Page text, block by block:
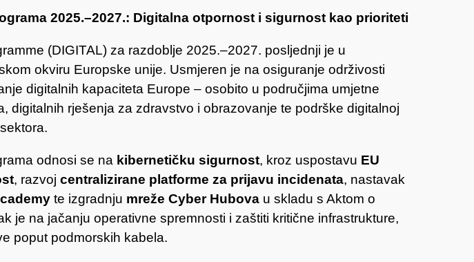
2025.–2027.: Digitalna otpornost i sigurnost kao prioriteti
(DIGITAL) za razdoblje 2025.–2027. posljednji je u
okviru Europske unije. Usmjeren je na osiguranje održivosti
digitalnih kapaciteta Europe – osobito u područjima umjetne
digitalnih rješenja za zdravstvo i obrazovanje te podrške digitalnoj
odnosi se na kibernetičku sigurnost, kroz uspostavu EU
, razvojcentralizirane platforme za prijavu incidenata, nastavak
te izgradnju mreže Cyber Hubova u skladu s Aktom o
je na jačanju operativne spremnosti i zaštiti kritične infrastrukture,
poput podmorskih kabela.